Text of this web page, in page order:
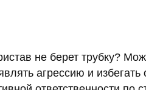
не берет трубку?
агрессию и